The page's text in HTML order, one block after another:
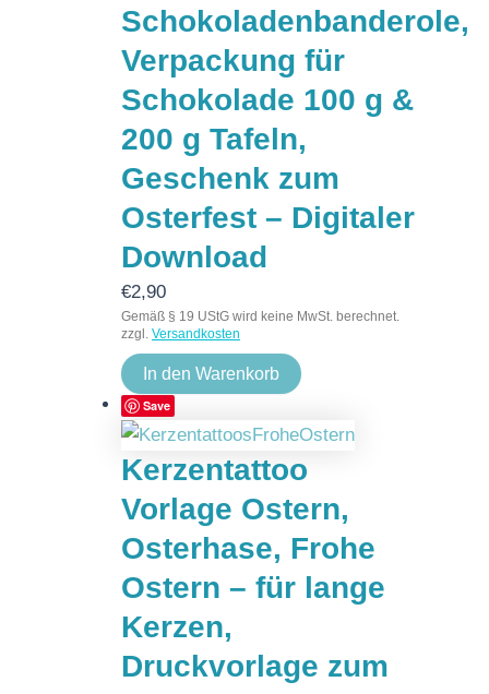
Schokoladenbanderole,
Verpackung für
Schokolade 100 g &
200 g Tafeln,
Geschenk zum
Osterfest – Digitaler
Download
€2,90
Gemäß § 19 UStG wird keine MwSt. berechnet.
zzgl. Versandkosten
In den Warenkorb
Save
Kerzentattoo
Vorlage Ostern,
Osterhase, Frohe
Ostern – für lange
Kerzen,
Druckvorlage zum